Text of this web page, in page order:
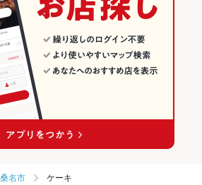
桑名市 ケーキ